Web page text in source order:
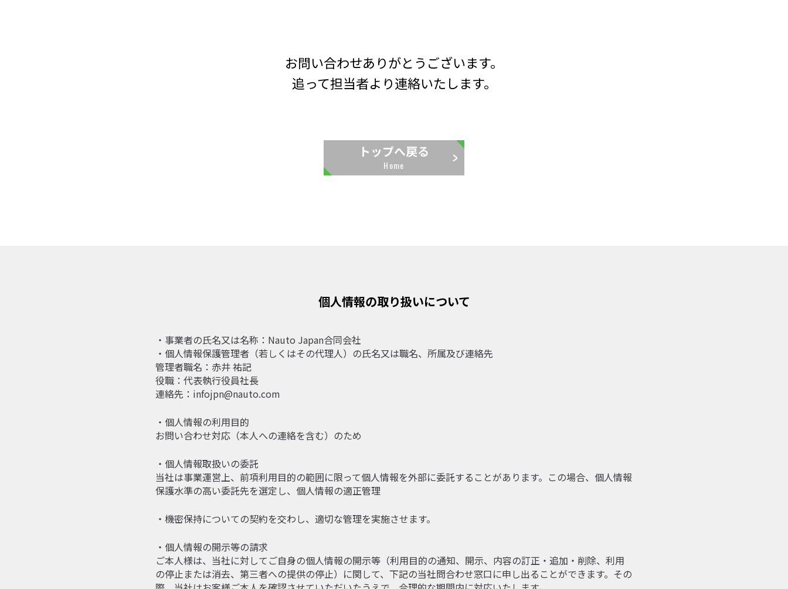
お問い合わせありがとうございます。
追って担当者より連絡いたします。
トップへ戻る
Home
個人情報の取り扱いについて
・事業者の氏名又は名称：Nauto Japan合同会社
・個人情報保護管理者（若しくはその代理人）の氏名又は職名、所属及び連絡先
管理者職名：赤井 祐記
役職：代表執行役員社長
連絡先：infojpn@nauto.com
・個人情報の利用目的
お問い合わせ対応（本人への連絡を含む）のため
・個人情報取扱いの委託
当社は事業運営上、前項利用目的の範囲に限って個人情報を外部に委託することがあります。この場合、個人情報
保護水準の高い委託先を選定し、個人情報の適正管理
・機密保持についての契約を交わし、適切な管理を実施させます。
・個人情報の開示等の請求
ご本人様は、当社に対してご自身の個人情報の開示等（利用目的の通知、開示、内容の訂正・追加・削除、利用
の停止または消去、第三者への提供の停止）に関して、下記の当社問合わせ窓口に申し出ることができます。その